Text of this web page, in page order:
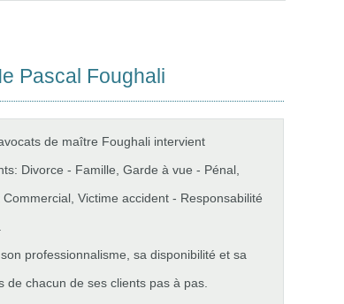
Pascal Foughali
de maître Foughali intervient
Divorce - Famille, Garde à vue - Pénal,
Victime accident - Responsabilité
professionnalisme, sa disponibilité et sa
chacun de ses clients pas à pas.